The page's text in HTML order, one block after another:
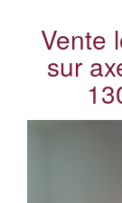
Vente
sur